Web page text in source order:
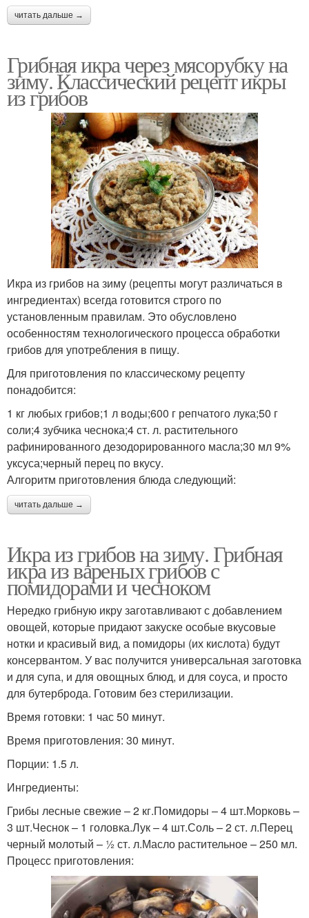
читать дальше →
Грибная икра через мясорубку на
зиму. Классический рецепт икры
из грибов
Икра из грибов на зиму (рецепты могут различаться в
ингредиентах) всегда готовится строго по
установленным правилам. Это обусловлено
особенностям технологического процесса обработки
грибов для употребления в пищу.
Для приготовления по классическому рецепту
понадобится:
1 кг любых грибов;1 л воды;600 г репчатого лука;50 г
соли;4 зубчика чеснока;4 ст. л. растительного
рафинированного дезодорированного масла;30 мл 9%
уксуса;черный перец по вкусу.
Алгоритм приготовления блюда следующий:
читать дальше →
Икра из грибов на зиму. Грибная
икра из вареных грибов с
помидорами и чесноком
Нередко грибную икру заготавливают с добавлением
овощей, которые придают закуске особые вкусовые
нотки и красивый вид, а помидоры (их кислота) будут
консервантом. У вас получится универсальная заготовка
и для супа, и для овощных блюд, и для соуса, и просто
для бутерброда. Готовим без стерилизации.
Время готовки: 1 час 50 минут.
Время приготовления: 30 минут.
Порции: 1.5 л.
Ингредиенты:
Грибы лесные свежие – 2 кг.Помидоры – 4 шт.Морковь –
3 шт.Чеснок – 1 головка.Лук – 4 шт.Соль – 2 ст. л.Перец
черный молотый – ½ ст. л.Масло растительное – 250 мл.
Процесс приготовления: